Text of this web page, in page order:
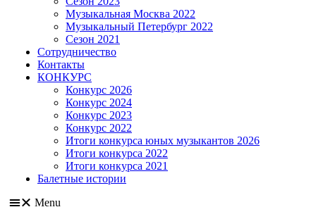
Музыкальная Москва 2022
Музыкальный Петербург 2022
Сезон 2021
Сотрудничество
Контакты
КОНКУРС
Конкурс 2026
Конкурс 2024
Конкурс 2023
Конкурс 2022
Итоги конкурса юных музыкантов 2026
Итоги конкурса 2022
Итоги конкурса 2021
Балетные истории
Menu